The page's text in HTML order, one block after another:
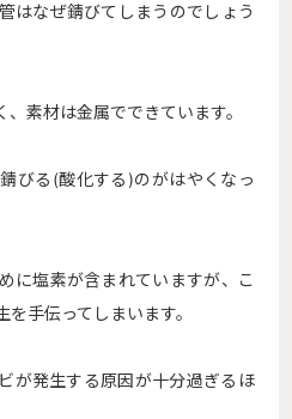
はなぜ錆びてしまうのでしょう
素材は金属でできています。
びる(酸化する)のがはやくなっ
に塩素が含まれていますが、こ
手伝ってしまいます。
が発生する原因が十分過ぎるほ